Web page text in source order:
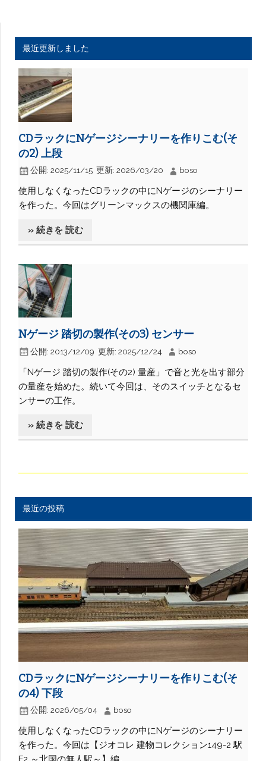
最近更新しました
CDラックにNゲージシーナリーを作りこむ(そ
の2) 上段
公開: 2025/11/15 更新: 2026/03/20 boso
使用しなくなったCDラックの中にNゲージのシーナリー
を作った。今回はグリーンマックスの機関庫編。
» 続きを 読む
Nゲージ 踏切の製作(その3) センサー
公開: 2013/12/09 更新: 2025/12/24 boso
「Nゲージ 踏切の製作(その2) 量産」で音と光を出す部分
の量産を始めた。続いて今回は、そのスイッチとなるセ
ンサーの工作。
» 続きを 読む
最近の投稿
CDラックにNゲージシーナリーを作りこむ(そ
の4) 下段
公開: 2026/05/04 boso
使用しなくなったCDラックの中にNゲージのシーナリー
を作った。今回は【ジオコレ 建物コレクション149-2 駅